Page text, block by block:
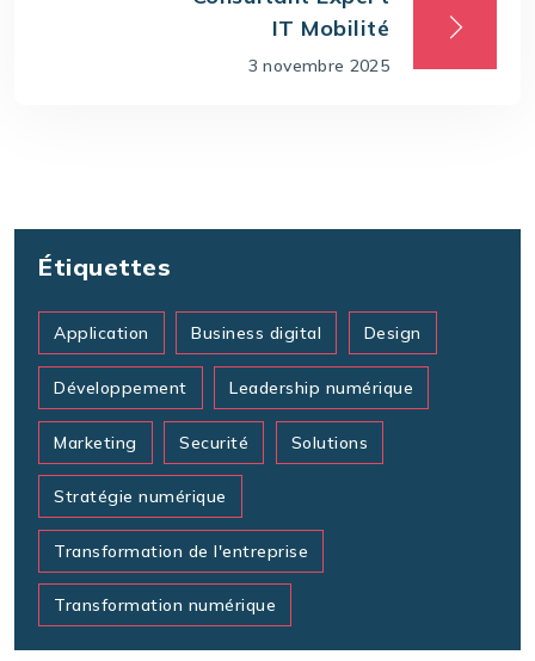
IT Mobilité
3 novembre 2025
Étiquettes
Application Business digital Design
Développement Leadership numérique
Marketing Securité Solutions
Stratégie numérique
Transformation de l'entreprise
Transformation numérique